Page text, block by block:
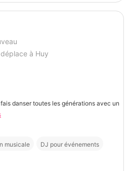
à Huy
danser toutes les générations avec un
musicale DJ pour événements